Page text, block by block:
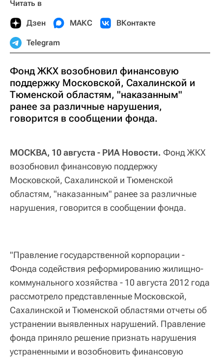
Читать в
Дзен МАКС ВКонтакте
Telegram
Фонд ЖКХ возобновил финансовую
поддержку Московской, Сахалинской и
Тюменской областям, "наказанным"
ранее за различные нарушения,
говорится в сообщении фонда.
МОСКВА, 10 августа - РИА Новости. Фонд ЖКХ
возобновил финансовую поддержку
Московской, Сахалинской и Тюменской
областям, "наказанным" ранее за различные
нарушения, говорится в сообщении фонда.
"Правление государственной корпорации -
Фонда содействия реформированию жилищно-
коммунального хозяйства - 10 августа 2012 года
рассмотрело представленные Московской,
Сахалинской и Тюменской областями отчеты об
устранении выявленных нарушений. Правление
фонда приняло решение признать нарушения
устраненными и возобновить финансовую